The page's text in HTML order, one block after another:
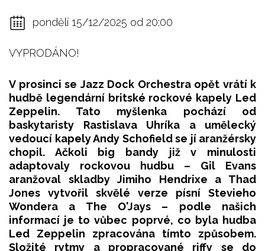
pondělí 15/12/2025 od 20:00
VYPRODÁNO!
V prosinci se Jazz Dock Orchestra opět vrátí k
hudbě legendární britské rockové kapely Led
Zeppelin. Tato myšlenka pochází od
baskytaristy Rastislava Uhríka a umělecký
vedoucí kapely Andy Schofield se jí aranžérsky
chopil. Ačkoli big bandy již v minulosti
adaptovaly rockovou hudbu – Gil Evans
aranžoval skladby Jimiho Hendrixe a Thad
Jones vytvořil skvělé verze písní Stevieho
Wondera a The O'Jays – podle našich
informací je to vůbec poprvé, co byla hudba
Led Zeppelin zpracována tímto způsobem.
Složité rytmy a propracované riffy se do